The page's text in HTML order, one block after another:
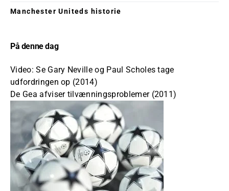
Manchester Uniteds historie
På denne dag
Video: Se Gary Neville og Paul Scholes tage
udfordringen op (2014)
De Gea afviser tilvænningsproblemer (2011)